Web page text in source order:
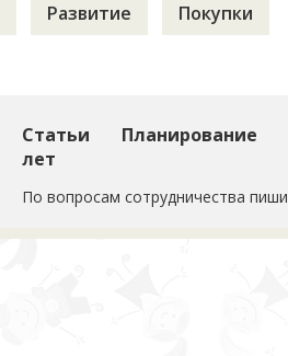
Развитие Покупки
Статьи
Планирование
лет
По вопросам сотрудничества